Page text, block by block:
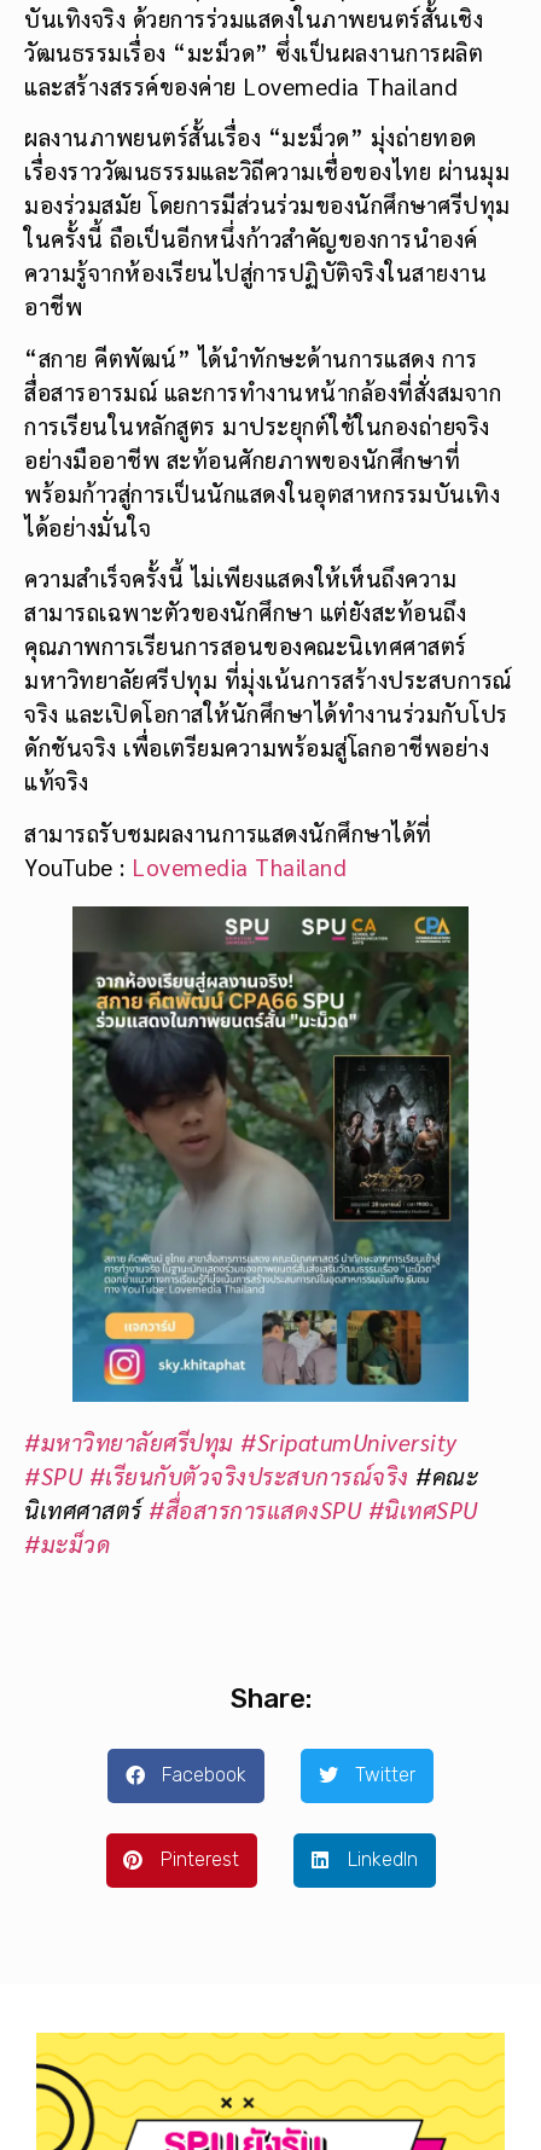
บันเทิงจริง ด้วยการร่วมแสดงในภาพยนตร์สั้นเชิง
วัฒนธรรมเรื่อง “มะม็วด” ซึ่งเป็นผลงานการผลิต
และสร้างสรรค์ของค่าย Lovemedia Thailand
ผลงานภาพยนตร์สั้นเรื่อง “มะม็วด” มุ่งถ่ายทอด
เรื่องราววัฒนธรรมและวิถีความเชื่อของไทย ผ่านมุม
มองร่วมสมัย โดยการมีส่วนร่วมของนักศึกษาศรีปทุม
ในครั้งนี้ ถือเป็นอีกหนึ่งก้าวสำคัญของการนำองค์
ความรู้จากห้องเรียนไปสู่การปฏิบัติจริงในสายงาน
อาชีพ
“สกาย คีตพัฒน์” ได้นำทักษะด้านการแสดง การ
สื่อสารอารมณ์ และการทำงานหน้ากล้องที่สั่งสมจาก
การเรียนในหลักสูตร มาประยุกต์ใช้ในกองถ่ายจริง
อย่างมืออาชีพ สะท้อนศักยภาพของนักศึกษาที่
พร้อมก้าวสู่การเป็นนักแสดงในอุตสาหกรรมบันเทิง
ได้อย่างมั่นใจ
ความสำเร็จครั้งนี้ ไม่เพียงแสดงให้เห็นถึงความ
สามารถเฉพาะตัวของนักศึกษา แต่ยังสะท้อนถึง
คุณภาพการเรียนการสอนของคณะนิเทศศาสตร์
มหาวิทยาลัยศรีปทุม ที่มุ่งเน้นการสร้างประสบการณ์
จริง และเปิดโอกาสให้นักศึกษาได้ทำงานร่วมกับโปร
ดักชันจริง เพื่อเตรียมความพร้อมสู่โลกอาชีพอย่าง
แท้จริง
สามารถรับชมผลงานการแสดงนักศึกษาได้ที่
YouTube : Lovemedia Thailand
#มหาวิทยาลัยศรีปทุม #SripatumUniversity
#SPU #เรียนกับตัวจริงประสบการณ์จริง #คณะ
นิเทศศาสตร์ #สื่อสารการแสดงSPU #นิเทศSPU
#มะม็วด
Share:
Facebook Twitter
Pinterest LinkedIn